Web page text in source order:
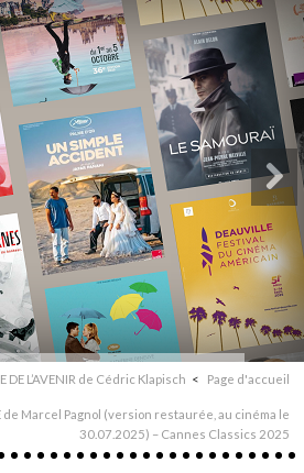
L’AVENIR de Cédric Klapisch Page d'accueil
de Marcel Pagnol (version restaurée, au cinéma le
30.07.2025) – Cannes Classics 2025